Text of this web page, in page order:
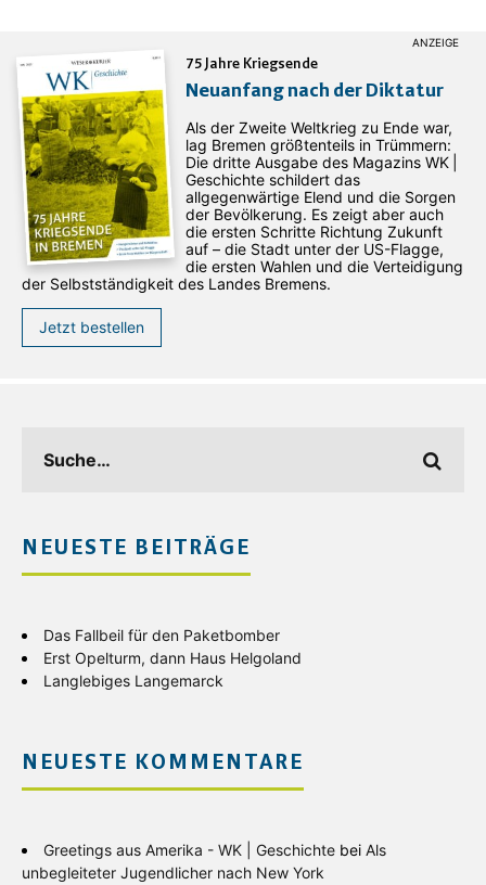
75 Jahre Kriegsende
Neuanfang nach der Diktatur
Als der Zweite Weltkrieg zu Ende war,
lag Bremen größtenteils in Trümmern:
Die dritte Ausgabe des ­Magazins WK |
Geschichte schildert das
allgegenwärtige Elend und die Sorgen
der Bevölkerung. Es zeigt aber auch
die ersten Schritte Richtung Zukunft
auf – die Stadt unter der US-Flagge,
die ersten Wahlen und die Verteidigung
der Selbstständigkeit des Landes Bremens.
Jetzt bestellen
NEUESTE BEITRÄGE
Das Fallbeil für den Paketbomber
Erst Opelturm, dann Haus Helgoland
Langlebiges Langemarck
NEUESTE KOMMENTARE
Greetings aus Amerika - WK | Geschichte bei Als
unbegleiteter Jugendlicher nach New York